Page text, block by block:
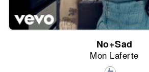
No+Sad
Mon Laferte